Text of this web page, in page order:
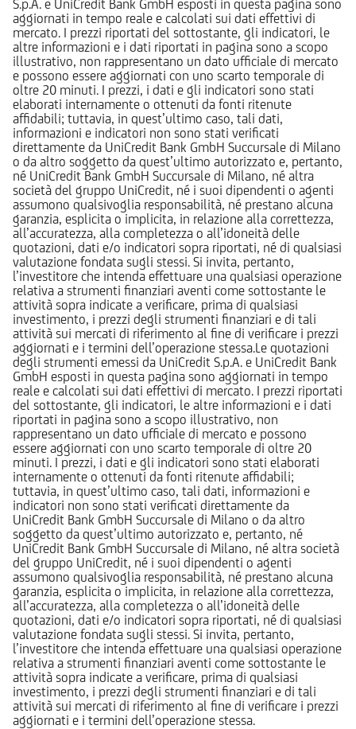
S.p.A. e UniCredit Bank GmbH esposti in questa pagina sono
aggiornati in tempo reale e calcolati sui dati effettivi di
mercato. I prezzi riportati del sottostante, gli indicatori, le
altre informazioni e i dati riportati in pagina sono a scopo
illustrativo, non rappresentano un dato ufficiale di mercato
e possono essere aggiornati con uno scarto temporale di
oltre 20 minuti. I prezzi, i dati e gli indicatori sono stati
elaborati internamente o ottenuti da fonti ritenute
affidabili; tuttavia, in quest’ultimo caso, tali dati,
informazioni e indicatori non sono stati verificati
direttamente da UniCredit Bank GmbH Succursale di Milano
o da altro soggetto da quest’ultimo autorizzato e, pertanto,
né UniCredit Bank GmbH Succursale di Milano, né altra
società del gruppo UniCredit, né i suoi dipendenti o agenti
assumono qualsivoglia responsabilità, né prestano alcuna
garanzia, esplicita o implicita, in relazione alla correttezza,
all’accuratezza, alla completezza o all’idoneità delle
quotazioni, dati e/o indicatori sopra riportati, né di qualsiasi
valutazione fondata sugli stessi. Si invita, pertanto,
l’investitore che intenda effettuare una qualsiasi operazione
relativa a strumenti finanziari aventi come sottostante le
attività sopra indicate a verificare, prima di qualsiasi
investimento, i prezzi degli strumenti finanziari e di tali
attività sui mercati di riferimento al fine di verificare i prezzi
aggiornati e i termini dell’operazione stessa.Le quotazioni
degli strumenti emessi da UniCredit S.p.A. e UniCredit Bank
GmbH esposti in questa pagina sono aggiornati in tempo
reale e calcolati sui dati effettivi di mercato. I prezzi riportati
del sottostante, gli indicatori, le altre informazioni e i dati
riportati in pagina sono a scopo illustrativo, non
rappresentano un dato ufficiale di mercato e possono
essere aggiornati con uno scarto temporale di oltre 20
minuti. I prezzi, i dati e gli indicatori sono stati elaborati
internamente o ottenuti da fonti ritenute affidabili;
tuttavia, in quest’ultimo caso, tali dati, informazioni e
indicatori non sono stati verificati direttamente da
UniCredit Bank GmbH Succursale di Milano o da altro
soggetto da quest’ultimo autorizzato e, pertanto, né
UniCredit Bank GmbH Succursale di Milano, né altra società
del gruppo UniCredit, né i suoi dipendenti o agenti
assumono qualsivoglia responsabilità, né prestano alcuna
garanzia, esplicita o implicita, in relazione alla correttezza,
all’accuratezza, alla completezza o all’idoneità delle
quotazioni, dati e/o indicatori sopra riportati, né di qualsiasi
valutazione fondata sugli stessi. Si invita, pertanto,
l’investitore che intenda effettuare una qualsiasi operazione
relativa a strumenti finanziari aventi come sottostante le
attività sopra indicate a verificare, prima di qualsiasi
investimento, i prezzi degli strumenti finanziari e di tali
attività sui mercati di riferimento al fine di verificare i prezzi
aggiornati e i termini dell’operazione stessa.